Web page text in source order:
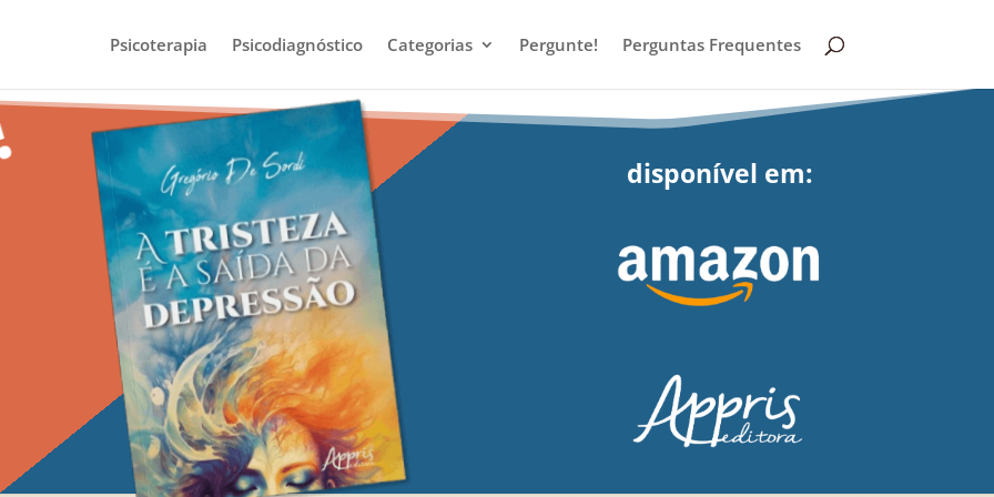
Psicoterapia Psicodiagnóstico Categorias Pergunte! Perguntas Frequentes
disponível em: